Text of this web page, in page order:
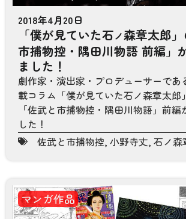
2018年4月20日
「僕が見ていた石ノ森章太郎
市捕物控・隅田川物語 前編」
ました！
劇作家・演出家・プロデューサーであ
載コラム「僕が見ていた石ノ森章太郎
「佐武と市捕物控・隅田川物語」前編
した！
佐武と市捕物控, 小野寺丈, 石ノ森
マンガ作品